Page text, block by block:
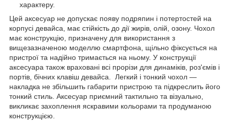
характеру.
Цей аксесуар не допускає появу подряпин і потертостей на
корпусі девайса, має стійкість до дії жирів, олій, озону. Чохол
має конструкцію, призначену для використання з
вищезазначеною моделлю смартфона, щільно фіксується на
пристрої та надійно тримається на ньому. У конструкції
аксесуара також враховані всі прорізи для динаміків, роз'ємів і
портів, бічних клавіш девайса. Легкий і тонкий чохол —
накладка не збільшить габарити пристрою та підкреслить його
тонкий стиль. Аксесуар приємний тактильно та візуально,
викликає захоплення яскравими кольорами та продуманою
конструкцією.